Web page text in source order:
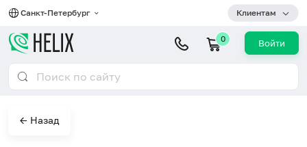
Санкт-Петербург Клиентам
0 Войти
← Назад